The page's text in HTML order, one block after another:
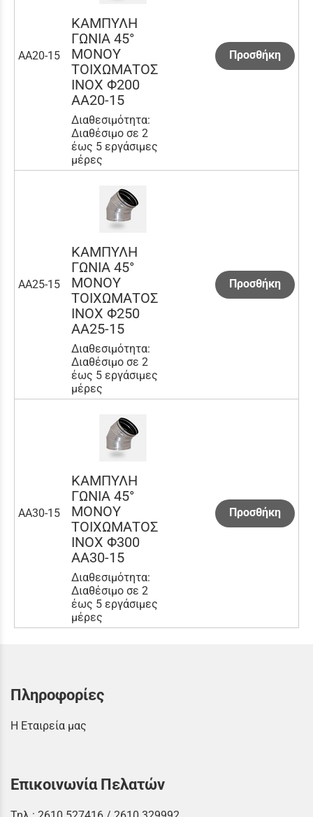
AA20-15
ΚΑΜΠΥΛΗ
ΓΩΝΙΑ 45°
ΜΟΝΟΥ
ΤΟΙΧΩΜΑΤΟΣ
INOX Φ200
AA20-15
Διαθεσιμότητα:
Διαθέσιμο σε 2
έως 5 εργάσιμες
μέρες
Προσθήκη
AA25-15
ΚΑΜΠΥΛΗ
ΓΩΝΙΑ 45°
ΜΟΝΟΥ
ΤΟΙΧΩΜΑΤΟΣ
INOX Φ250
AA25-15
Διαθεσιμότητα:
Διαθέσιμο σε 2
έως 5 εργάσιμες
μέρες
Προσθήκη
AA30-15
ΚΑΜΠΥΛΗ
ΓΩΝΙΑ 45°
ΜΟΝΟΥ
ΤΟΙΧΩΜΑΤΟΣ
INOX Φ300
AA30-15
Διαθεσιμότητα:
Διαθέσιμο σε 2
έως 5 εργάσιμες
μέρες
Προσθήκη
Πληροφορίες
Η Εταιρεία μας
Επικοινωνία Πελατών